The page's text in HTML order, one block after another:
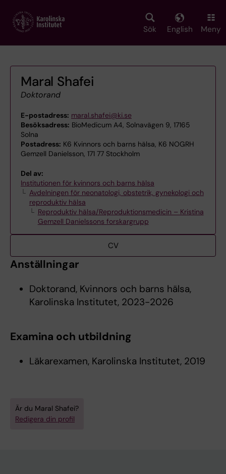
main
Sök English Meny
Maral Shafei
Doktorand
E-postadress: maral.shafei@ki.se
Besöksadress: BioMedicum A4, Solnavägen 9, 17165
Solna
Postadress: K6 Kvinnors och barns hälsa, K6 NOGRH
Gemzell Danielsson, 171 77 Stockholm
Del av:
Institutionen för kvinnors och barns hälsa
Avdelningen för neonatologi, obstetrik, gynekologi och
reproduktiv hälsa
Reproduktiv hälsa/Reproduktionsmedicin – Kristina
Gemzell Danielssons forskargrupp
CV
Anställningar
Doktorand, Kvinnors och barns hälsa,
Karolinska Institutet, 2023-2026
Examina och utbildning
Läkarexamen, Karolinska Institutet, 2019
Är du Maral Shafei?
Redigera din profil